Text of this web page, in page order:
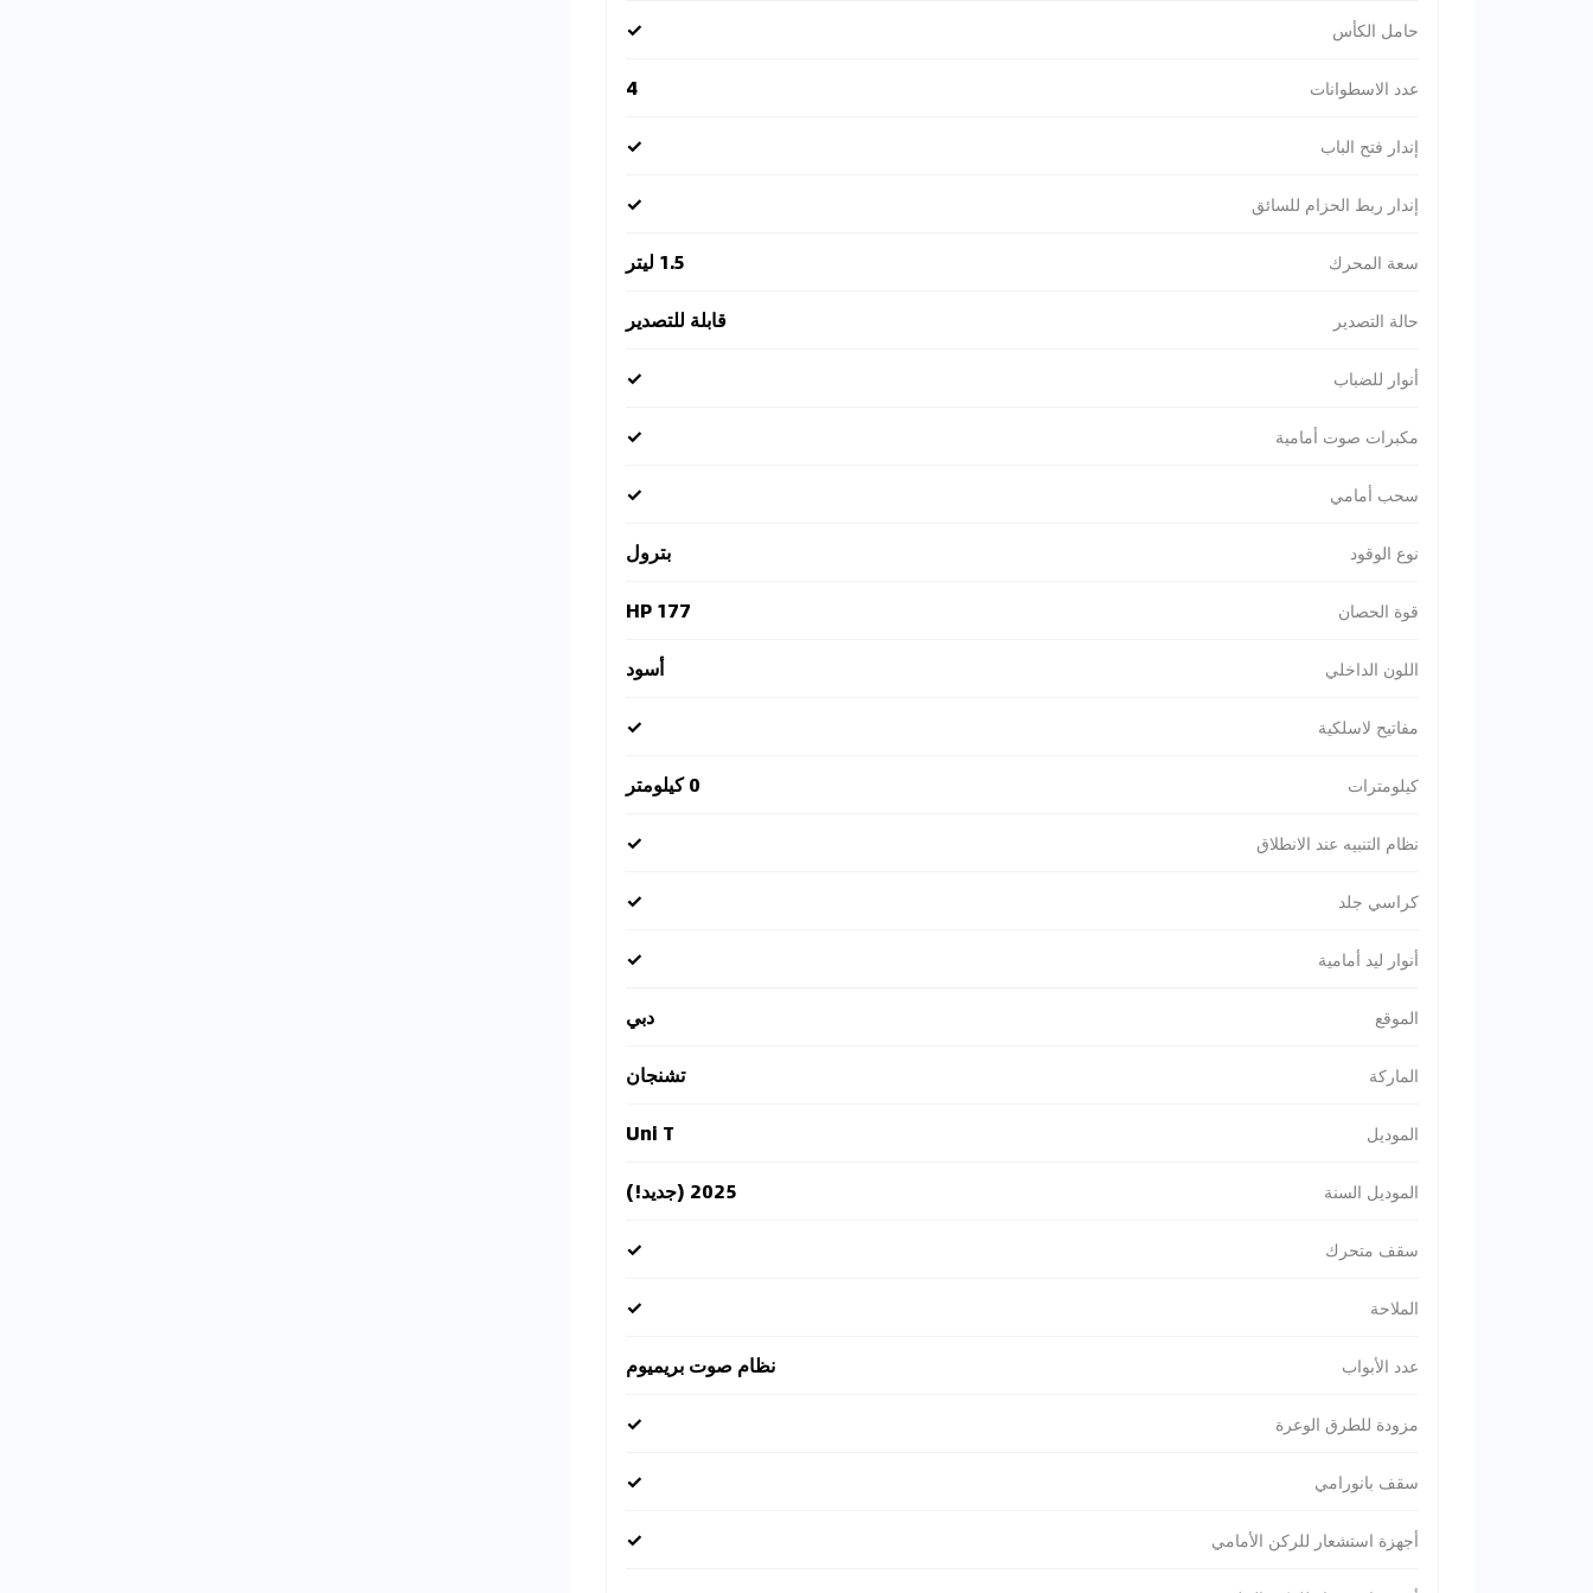
حامل الكأس ✓
عدد الاسطوانات 4
إندار فتح الباب ✓
إندار ربط الحزام للسائق ✓
سعة المحرك 1.5 ليتر
حالة التصدير قابلة للتصدير
أنوار للضباب ✓
مكبرات صوت أمامية ✓
سحب أمامي ✓
نوع الوقود بترول
قوة الحصان 177 HP
اللون الداخلي أسود
مفاتيح لاسلكية ✓
كيلومترات 0 كيلومتر
نظام التنبيه عند الانطلاق ✓
كراسي جلد ✓
أنوار ليد أمامية ✓
الموقع دبي
الماركة تشنجان
الموديل Uni T
الموديل السنة 2025 (جديد!)
سقف متحرك ✓
الملاحة ✓
عدد الأبواب نظام صوت بريميوم
مزودة للطرق الوعرة ✓
سقف بانورامي ✓
أجهزة استشعار للركن الأمامي ✓